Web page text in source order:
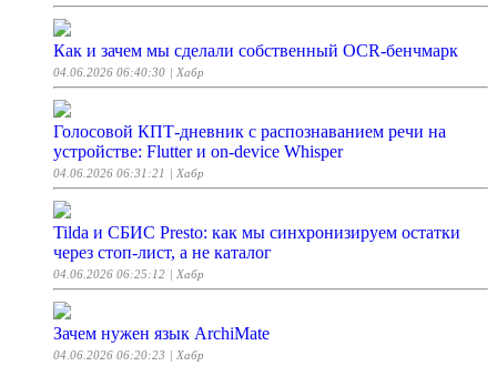
Как и зачем мы сделали собственный OCR-бенчмарк
04.06.2026 06:40:30 | Хабр
Голосовой КПТ-дневник с распознаванием речи на
устройстве: Flutter и on-device Whisper
04.06.2026 06:31:21 | Хабр
Tilda и СБИС Presto: как мы синхронизируем остатки
через стоп-лист, а не каталог
04.06.2026 06:25:12 | Хабр
Зачем нужен язык ArchiMate
04.06.2026 06:20:23 | Хабр